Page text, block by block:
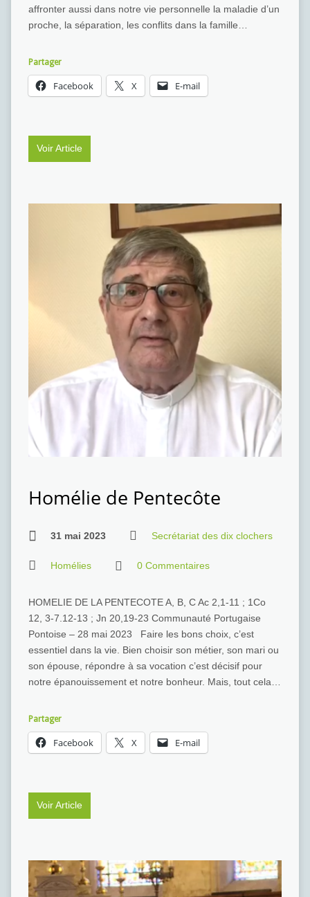
affronter aussi dans notre vie personnelle la maladie d’un
proche, la séparation, les conflits dans la famille…
Partager
Facebook X E-mail
Voir Article
Homélie de Pentecôte
31 mai 2023 Secrétariat des dix clochers
Homélies 0 Commentaires
HOMELIE DE LA PENTECOTE A, B, C Ac 2,1-11 ; 1Co
12, 3-7.12-13 ; Jn 20,19-23 Communauté Portugaise
Pontoise – 28 mai 2023 Faire les bons choix, c’est
essentiel dans la vie. Bien choisir son métier, son mari ou
son épouse, répondre à sa vocation c’est décisif pour
notre épanouissement et notre bonheur. Mais, tout cela…
Partager
Facebook X E-mail
Voir Article